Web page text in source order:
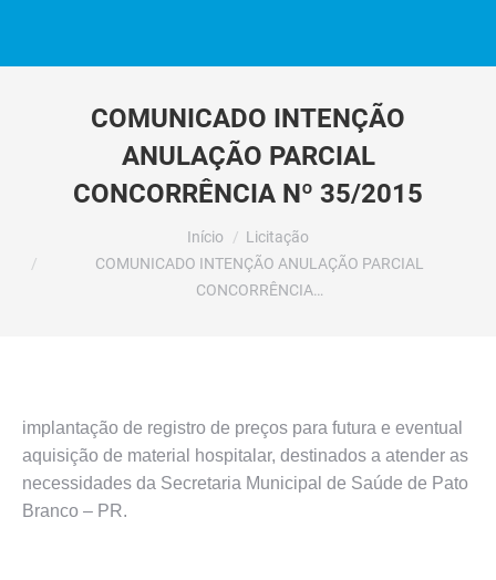
COMUNICADO INTENÇÃO
ANULAÇÃO PARCIAL
CONCORRÊNCIA Nº 35/2015
Início
Licitação
COMUNICADO INTENÇÃO ANULAÇÃO PARCIAL
CONCORRÊNCIA…
implantação de registro de preços para futura e eventual
aquisição de material hospitalar, destinados a atender as
necessidades da Secretaria Municipal de Saúde de Pato
Branco – PR.